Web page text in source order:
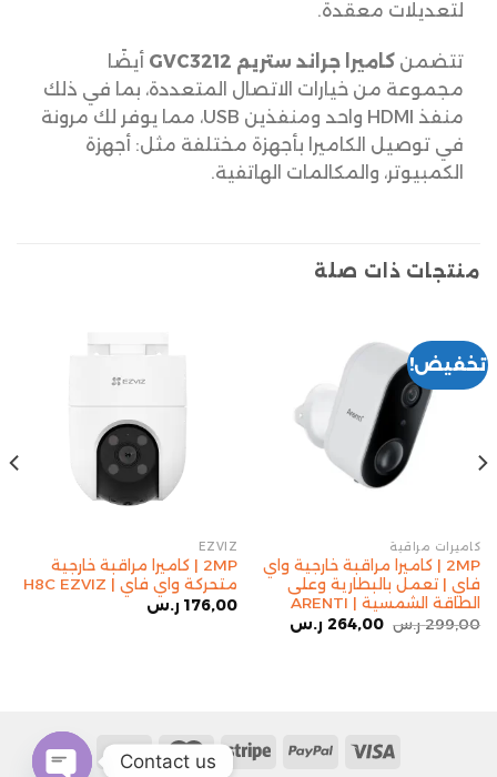
لتعديلات معقدة.
تتضمن كاميرا جراند ستريم GVC3212
أيضًا
مجموعة من خيارات الاتصال المتعددة، بما في ذلك
منفذ HDMI واحد ومنفذين USB، مما يوفر لك مرونة
في توصيل الكاميرا بأجهزة مختلفة مثل: أجهزة
الكمبيوتر، والمكالمات الهاتفية.
منتجات ذات صلة
تخفيض!
كاميرات مراقبة
2MP | كاميرا مراقبة خارجية واي
فاي | تعمل بالبطارية وعلى
الطاقة الشمسية | ARENTI
299,00 ر.س 264,00 ر.س
EZVIZ
2MP | كاميرا مراقبة خارجية
متحركة واي فاي | H8C EZVIZ
176,00 ر.س
Contact us